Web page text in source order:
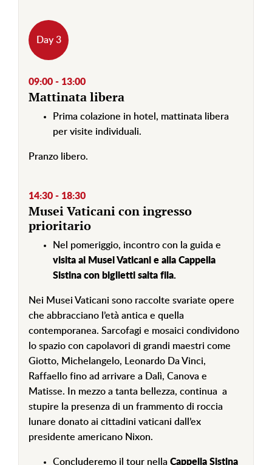
Day 3
09:00 - 13:00
Mattinata libera
Prima colazione in hotel, mattinata libera
per visite individuali.
Pranzo libero.
14:30 - 18:30
Musei Vaticani con ingresso
prioritario
Nel pomeriggio, incontro con la guida e
visita ai Musei Vaticani e alla Cappella
Sistina con biglietti salta fila.
Nei Musei Vaticani sono raccolte svariate opere
che abbracciano l’età antica e quella
contemporanea. Sarcofagi e mosaici condividono
lo spazio con capolavori di grandi maestri come
Giotto, Michelangelo, Leonardo Da Vinci,
Raffaello fino ad arrivare a Dalì, Canova e
Matisse. In mezzo a tanta bellezza, continua a
stupire la presenza di un frammento di roccia
lunare donato ai cittadini vaticani dall’ex
presidente americano Nixon.
Concluderemo il tour nella Cappella Sistina